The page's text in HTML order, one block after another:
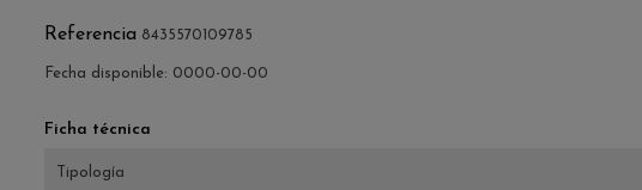
Referencia 8435570109785
Fecha disponible: 0000-00-00
Ficha técnica
Tipología